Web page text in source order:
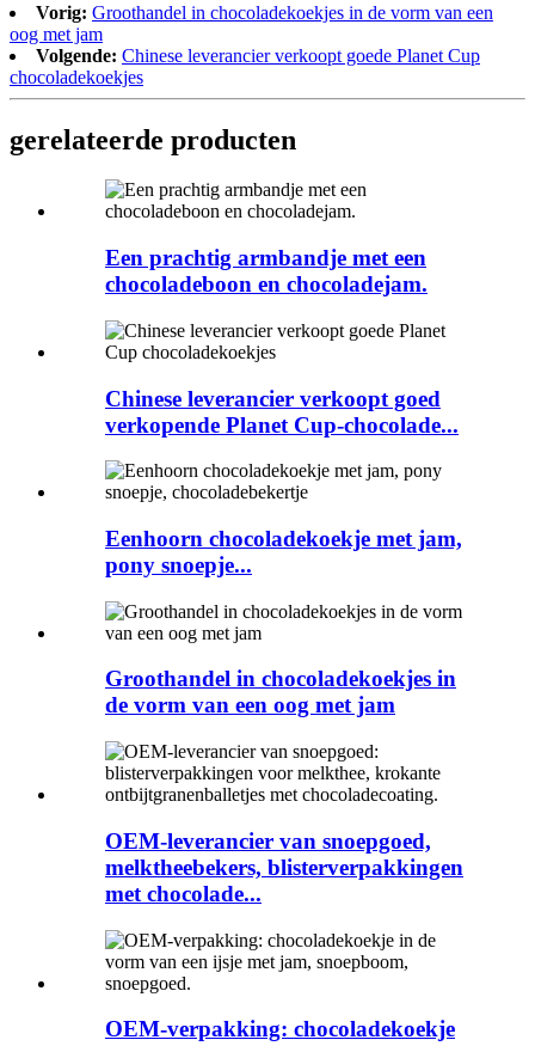
Vorig: Groothandel in chocoladekoekjes in de vorm van een
oog met jam
Volgende: Chinese leverancier verkoopt goede Planet Cup
chocoladekoekjes
gerelateerde producten
Een prachtig armbandje met een
chocoladeboon en chocoladejam.
Chinese leverancier verkoopt goed
verkopende Planet Cup-chocolade...
Eenhoorn chocoladekoekje met jam,
pony snoepje...
Groothandel in chocoladekoekjes in
de vorm van een oog met jam
OEM-leverancier van snoepgoed,
melktheebekers, blisterverpakkingen
met chocolade...
OEM-verpakking: chocoladekoekje